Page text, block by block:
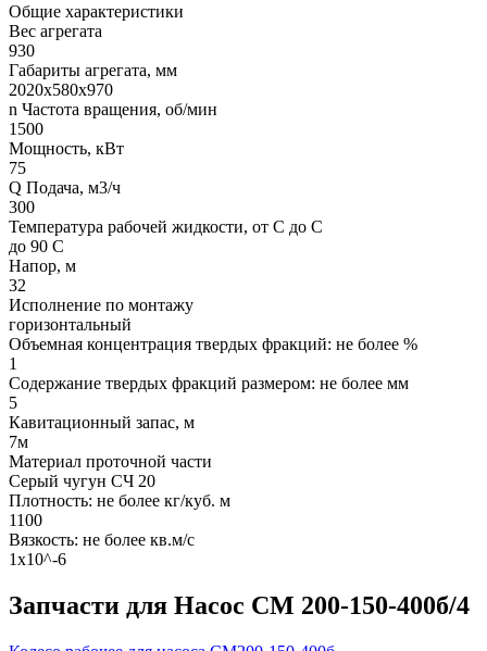
Общие характеристики
Вес агрегата
930
Габариты агрегата, мм
2020х580х970
n Частота вращения, об/мин
1500
Мощность, кВт
75
Q Подача, м3/ч
300
Температура рабочей жидкости, от С до С
до 90 С
Напор, м
32
Исполнение по монтажу
горизонтальный
Объемная концентрация твердых фракций: не более %
1
Содержание твердых фракций размером: не более мм
5
Кавитационный запас, м
7м
Материал проточной части
Серый чугун СЧ 20
Плотность: не более кг/куб. м
1100
Вязкость: не более кв.м/с
1х10^-6
Запчасти для Насос СМ 200-150-400б/4